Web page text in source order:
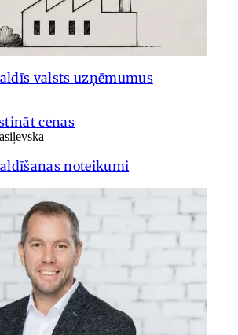
valsts uzņēmumus
cenas
noteikumi